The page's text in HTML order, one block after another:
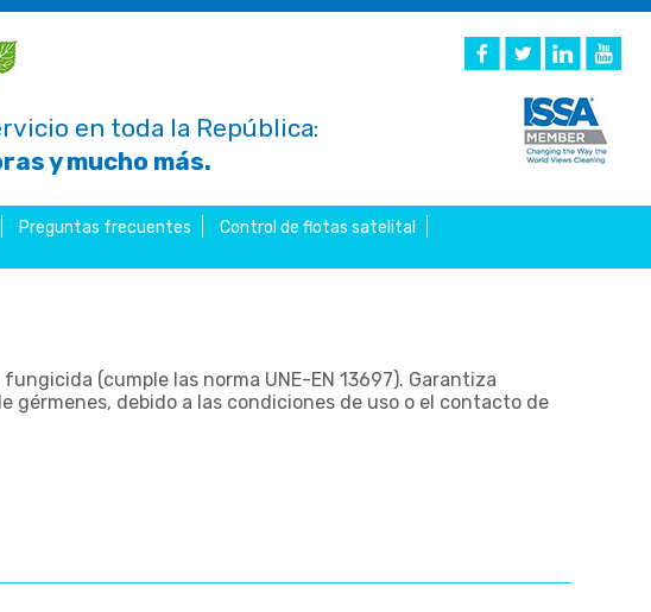
en toda la República:
y mucho más.
Preguntas frecuentes
Control de flotas satelital
(cumple las norma UNE-EN 13697). Garantiza
gérmenes, debido a las condiciones de uso o el contacto de